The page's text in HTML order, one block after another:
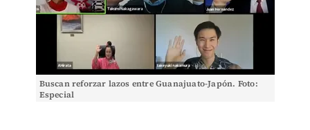
Buscan reforzar lazos entre Guanajuato-Japón. Foto:
Especial